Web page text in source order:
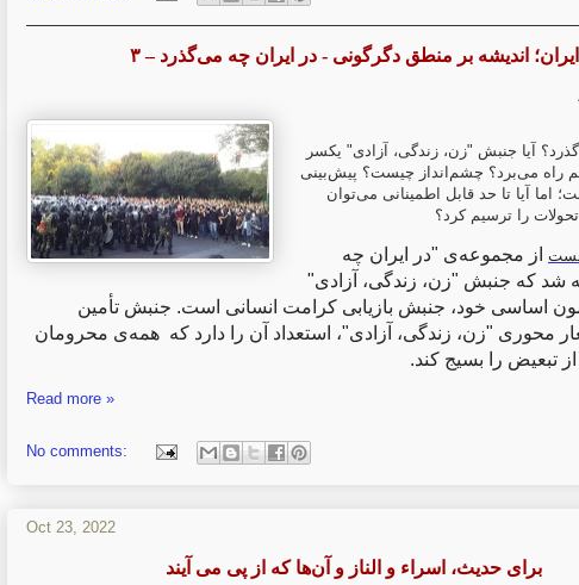
ایران؛ اندیشه بر منطق دگرگونی‌ - در ایران چه می‌گذرد – ۳
آیا جنبش "زن، زندگی، آزادی" یکسر
راه می‌برد؟ چشم‌انداز چیست؟ پیش‌بینی
اما آیا تا حد قابل اطمینانی می‌توان
را ترسیم کرد؟
از مجموعه‌ی "در ایران چه
شد که جنبش "زن، زندگی، آزادی"
اساسی خود، جنبش بازیابی کرامت انسانی است. جنبش تأمین
محوری "زن، زندگی، آزادی"، استعداد آن را دارد که همه‌ی محرومان
تبعیض را بسیج کند.
Read more »
No comments:
Oct 23, 2022
برای حدیث، اسراء و الناز و آن‌ها که از پی می آیند